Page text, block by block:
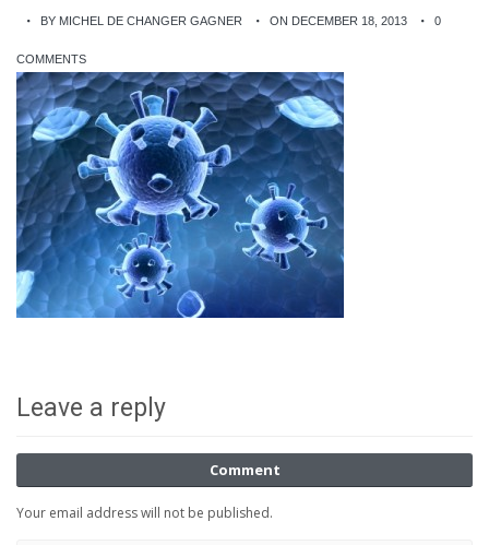
BY MICHEL DE CHANGER GAGNER ON DECEMBER 18, 2013 0
COMMENTS
Leave a reply
Comment
Your email address will not be published.